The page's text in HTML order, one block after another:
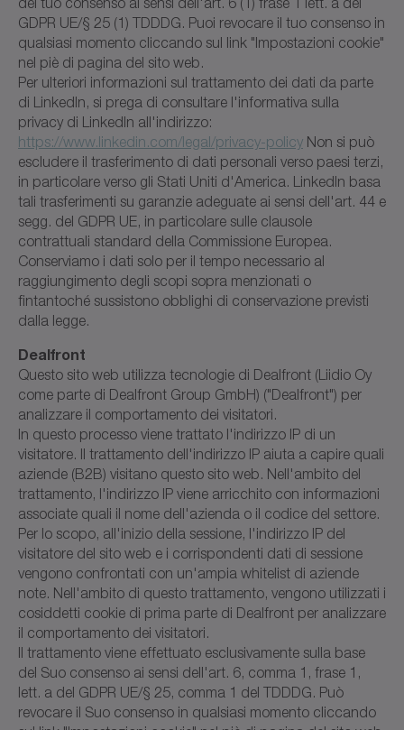
GDPR UE/§ 25 (1) TDDDG. Puoi revocare il tuo consenso in
qualsiasi momento cliccando sul link "Impostazioni cookie"
nel piè di pagina del sito web.
Per ulteriori informazioni sul trattamento dei dati da parte
di LinkedIn, si prega di consultare l'informativa sulla
privacy di LinkedIn all'indirizzo:
https://www.linkedin.com/legal/privacy-policy Non si può
escludere il trasferimento di dati personali verso paesi terzi,
in particolare verso gli Stati Uniti d'America. LinkedIn basa
tali trasferimenti su garanzie adeguate ai sensi dell'art. 44 e
segg. del GDPR UE, in particolare sulle clausole
contrattuali standard della Commissione Europea.
Conserviamo i dati solo per il tempo necessario al
raggiungimento degli scopi sopra menzionati o
fintantoché sussistono obblighi di conservazione previsti
dalla legge.
Dealfront
Questo sito web utilizza tecnologie di Dealfront (Liidio Oy
come parte di Dealfront Group GmbH) ("Dealfront") per
analizzare il comportamento dei visitatori.
In questo processo viene trattato l'indirizzo IP di un
visitatore. Il trattamento dell'indirizzo IP aiuta a capire quali
aziende (B2B) visitano questo sito web. Nell'ambito del
trattamento, l'indirizzo IP viene arricchito con informazioni
associate quali il nome dell'azienda o il codice del settore.
Per lo scopo, all'inizio della sessione, l'indirizzo IP del
visitatore del sito web e i corrispondenti dati di sessione
vengono confrontati con un'ampia whitelist di aziende
note. Nell'ambito di questo trattamento, vengono utilizzati i
cosiddetti cookie di prima parte di Dealfront per analizzare
il comportamento dei visitatori.
Il trattamento viene effettuato esclusivamente sulla base
del Suo consenso ai sensi dell'art. 6, comma 1, frase 1,
lett. a del GDPR UE/§ 25, comma 1 del TDDDG. Può
revocare il Suo consenso in qualsiasi momento cliccando